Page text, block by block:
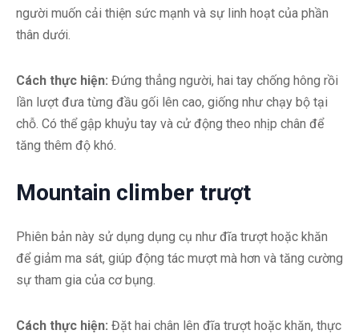
người muốn cải thiện sức mạnh và sự linh hoạt của phần
thân dưới.
Cách thực hiện: Đứng thẳng người, hai tay chống hông rồi
lần lượt đưa từng đầu gối lên cao, giống như chạy bộ tại
chỗ. Có thể gập khuỷu tay và cử động theo nhịp chân để
tăng thêm độ khó.
Mountain climber trượt
Phiên bản này sử dụng dụng cụ như đĩa trượt hoặc khăn
để giảm ma sát, giúp động tác mượt mà hơn và tăng cường
sự tham gia của cơ bụng.
Cách thực hiện: Đặt hai chân lên đĩa trượt hoặc khăn, thực